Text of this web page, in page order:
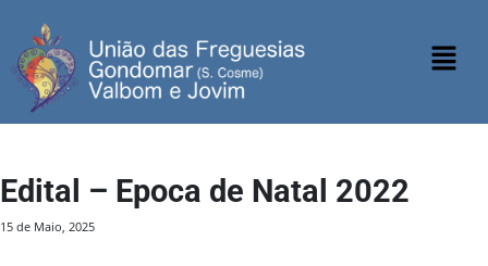
Edital – Epoca de Natal 2022
15 de Maio, 2025